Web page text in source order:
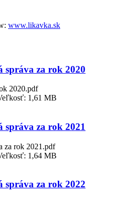
www.likavka.sk
správa za rok 2020
2020.pdf
1,61 MB
správa za rok 2021
za rok 2021.pdf
1,64 MB
správa za rok 2022